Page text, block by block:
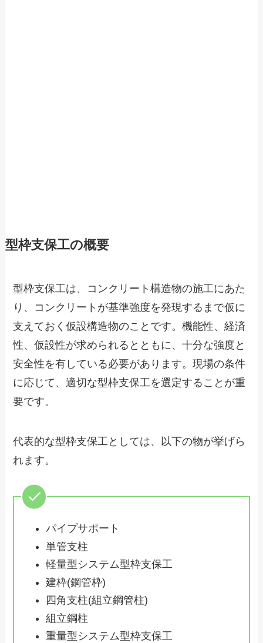
型枠支保工の概要
型枠支保工は、コンクリート構造物の施工にあた
り、コンクリートが基準強度を発現するまで仮に
支えておく仮設構造物のことです。機能性、経済
性、仮設性が求められるとともに、十分な強度と
安全性を有している必要があります。現場の条件
に応じて、適切な型枠支保工を選定することが重
要です。
代表的な型枠支保工としては、以下の物が挙げら
れます。
パイプサポート
単管支柱
軽量型システム型枠支保工
建枠(鋼管枠)
四角支柱(組立鋼管柱)
組立鋼柱
重量型システム型枠支保工